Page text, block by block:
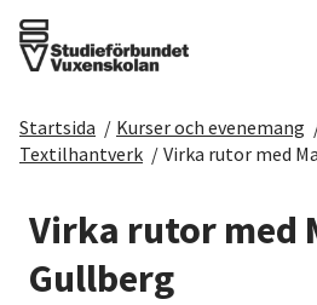
Det här gör vi
För dig som
Sök kurser och
Startsida / Kurser och evenemang
Textilhantverk / Virka rutor med
Virka rutor med
Gullberg